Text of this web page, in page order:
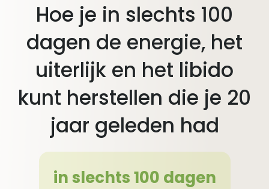
Hoe je in slechts 100
dagen de energie, het
uiterlijk en het libido
kunt herstellen die je 20
jaar geleden had
in slechts 100 dagen